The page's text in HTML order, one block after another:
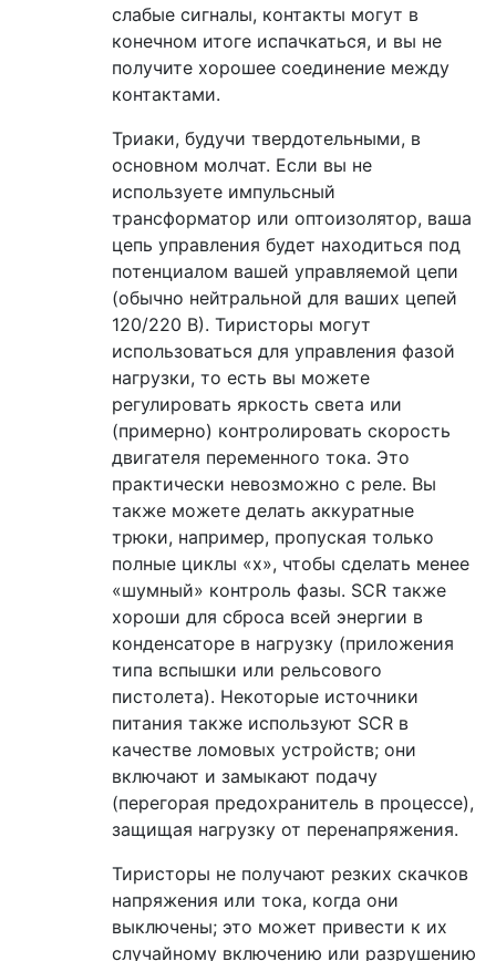
слабые сигналы, контакты могут в
конечном итоге испачкаться, и вы не
получите хорошее соединение между
контактами.
Триаки, будучи твердотельными, в
основном молчат. Если вы не
используете импульсный
трансформатор или оптоизолятор, ваша
цепь управления будет находиться под
потенциалом вашей управляемой цепи
(обычно нейтральной для ваших цепей
120/220 В). Тиристоры могут
использоваться для управления фазой
нагрузки, то есть вы можете
регулировать яркость света или
(примерно) контролировать скорость
двигателя переменного тока. Это
практически невозможно с реле. Вы
также можете делать аккуратные
трюки, например, пропуская только
полные циклы «х», чтобы сделать менее
«шумный» контроль фазы. SCR также
хороши для сброса всей энергии в
конденсаторе в нагрузку (приложения
типа вспышки или рельсового
пистолета). Некоторые источники
питания также используют SCR в
качестве ломовых устройств; они
включают и замыкают подачу
(перегорая предохранитель в процессе),
защищая нагрузку от перенапряжения.
Тиристоры не получают резких скачков
напряжения или тока, когда они
выключены; это может привести к их
случайному включению или разрушению